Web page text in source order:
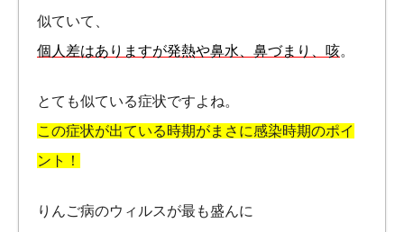
似ていて、
個人差はありますが発熱や鼻水、鼻づまり、咳。
とても似ている症状ですよね。
この症状が出ている時期がまさに感染時期のポイ
ント！
りんご病のウィルスが最も盛んに